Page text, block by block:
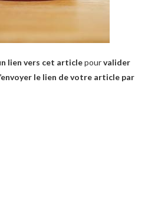
lien vers cet articlepourvalider
le lien de votre article par